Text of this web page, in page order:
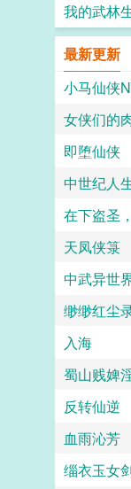
我的武林
最新更新
小马仙侠
女侠们的
即堕仙侠
中世纪人
在下盗圣
天凤侠箓
中武异世
缈缈红尘
入海
蜀山贱婢
反转仙逆
血雨沁芳
缁衣玉女